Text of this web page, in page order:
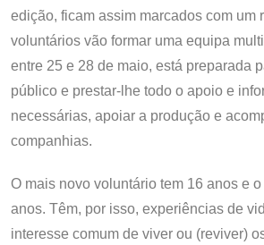
edição, ficam assim marcados com um
voluntários vão formar uma equipa
entre 25 e 28 de maio, está preparada
público e prestar-lhe todo o apoio e
necessárias, apoiar a produção e
companhias.
O mais novo voluntário tem 16 anos e
anos. Têm, por isso, experiências de
interesse comum de viver ou (reviver)